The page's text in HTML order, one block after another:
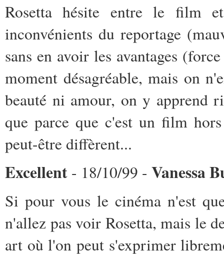
Rosetta hésite entre le film
inconvénients du reportage
sans en avoir les avantages
moment désagréable, mais on
beauté ni amour, on y apprend
que parce que c'est un film
peut-être diffèrent...
Excellent - 18/10/99 - Vanessa
Si pour vous le cinéma n'est
n'allez pas voir Rosetta, mais le
art où l'on peut s'exprimer